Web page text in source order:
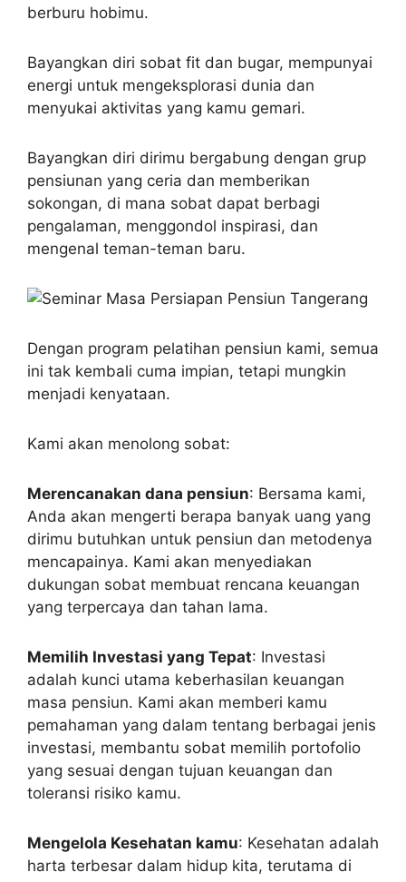
berburu hobimu.
Bayangkan diri sobat fit dan bugar, mempunyai
energi untuk mengeksplorasi dunia dan
menyukai aktivitas yang kamu gemari.
Bayangkan diri dirimu bergabung dengan grup
pensiunan yang ceria dan memberikan
sokongan, di mana sobat dapat berbagi
pengalaman, menggondol inspirasi, dan
mengenal teman-teman baru.
Dengan program pelatihan pensiun kami, semua
ini tak kembali cuma impian, tetapi mungkin
menjadi kenyataan.
Kami akan menolong sobat:
Merencanakan dana pensiun: Bersama kami,
Anda akan mengerti berapa banyak uang yang
dirimu butuhkan untuk pensiun dan metodenya
mencapainya. Kami akan menyediakan
dukungan sobat membuat rencana keuangan
yang terpercaya dan tahan lama.
Memilih Investasi yang Tepat: Investasi
adalah kunci utama keberhasilan keuangan
masa pensiun. Kami akan memberi kamu
pemahaman yang dalam tentang berbagai jenis
investasi, membantu sobat memilih portofolio
yang sesuai dengan tujuan keuangan dan
toleransi risiko kamu.
Mengelola Kesehatan kamu: Kesehatan adalah
harta terbesar dalam hidup kita, terutama di